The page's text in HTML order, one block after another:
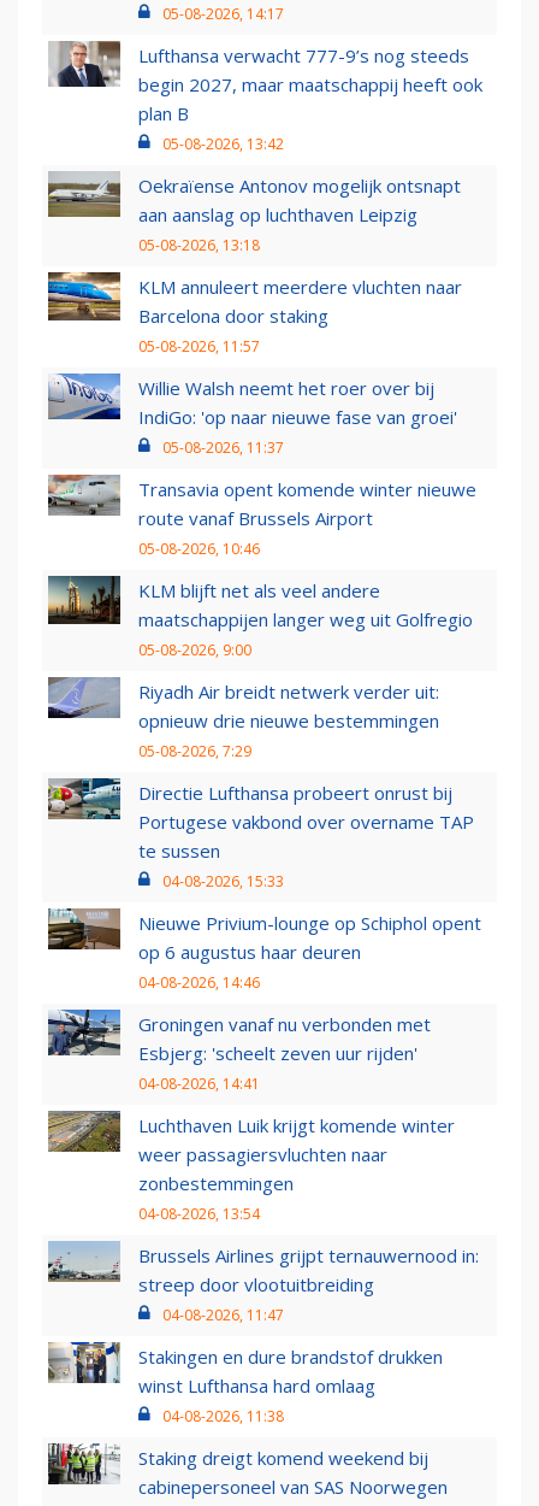
05-08-2026, 14:17
Lufthansa verwacht 777-9’s nog steeds
begin 2027, maar maatschappij heeft ook
plan B
05-08-2026, 13:42
Oekraïense Antonov mogelijk ontsnapt
aan aanslag op luchthaven Leipzig
05-08-2026, 13:18
KLM annuleert meerdere vluchten naar
Barcelona door staking
05-08-2026, 11:57
Willie Walsh neemt het roer over bij
IndiGo: 'op naar nieuwe fase van groei'
05-08-2026, 11:37
Transavia opent komende winter nieuwe
route vanaf Brussels Airport
05-08-2026, 10:46
KLM blijft net als veel andere
maatschappijen langer weg uit Golfregio
05-08-2026, 9:00
Riyadh Air breidt netwerk verder uit:
opnieuw drie nieuwe bestemmingen
05-08-2026, 7:29
Directie Lufthansa probeert onrust bij
Portugese vakbond over overname TAP
te sussen
04-08-2026, 15:33
Nieuwe Privium-lounge op Schiphol opent
op 6 augustus haar deuren
04-08-2026, 14:46
Groningen vanaf nu verbonden met
Esbjerg: 'scheelt zeven uur rijden'
04-08-2026, 14:41
Luchthaven Luik krijgt komende winter
weer passagiersvluchten naar
zonbestemmingen
04-08-2026, 13:54
Brussels Airlines grijpt ternauwernood in:
streep door vlootuitbreiding
04-08-2026, 11:47
Stakingen en dure brandstof drukken
winst Lufthansa hard omlaag
04-08-2026, 11:38
Staking dreigt komend weekend bij
cabinepersoneel van SAS Noorwegen